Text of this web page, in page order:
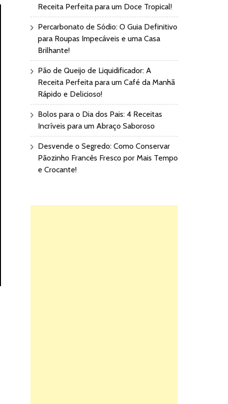
Receita Perfeita para um Doce Tropical!
Percarbonato de Sódio: O Guia Definitivo
para Roupas Impecáveis e uma Casa
Brilhante!
Pão de Queijo de Liquidificador: A
Receita Perfeita para um Café da Manhã
Rápido e Delicioso!
Bolos para o Dia dos Pais: 4 Receitas
Incríveis para um Abraço Saboroso
Desvende o Segredo: Como Conservar
Pãozinho Francês Fresco por Mais Tempo
e Crocante!